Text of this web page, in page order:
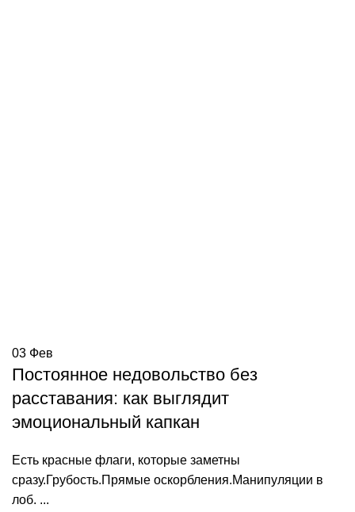
03 Фев
Постоянное недовольство без
расставания: как выглядит
эмоциональный капкан
Есть красные флаги, которые заметны
сразу.Грубость.Прямые оскорбления.Манипуляции в
лоб. ...